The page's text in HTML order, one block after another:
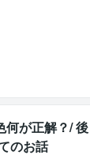
何が正解？/ 後
のお話